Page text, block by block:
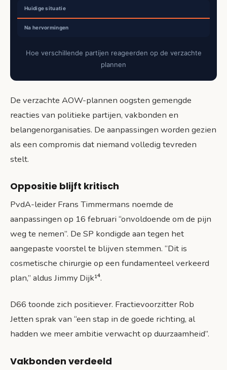
Hoe verschillende partijen reageerden op de verzachte
plannen
De verzachte AOW-plannen oogsten gemengde
reacties van politieke partijen, vakbonden en
belangenorganisaties. De aanpassingen worden gezien
als een compromis dat niemand volledig tevreden
stelt.
Oppositie blijft kritisch
PvdA-leider Frans Timmermans noemde de
aanpassingen op 16 februari “onvoldoende om de pijn
weg te nemen”. De SP kondigde aan tegen het
aangepaste voorstel te blijven stemmen. “Dit is
cosmetische chirurgie op een fundamenteel verkeerd
plan,” aldus Jimmy Dijk¹⁴.
D66 toonde zich positiever. Fractievoorzitter Rob
Jetten sprak van “een stap in de goede richting, al
hadden we meer ambitie verwacht op duurzaamheid”.
Vakbonden verdeeld